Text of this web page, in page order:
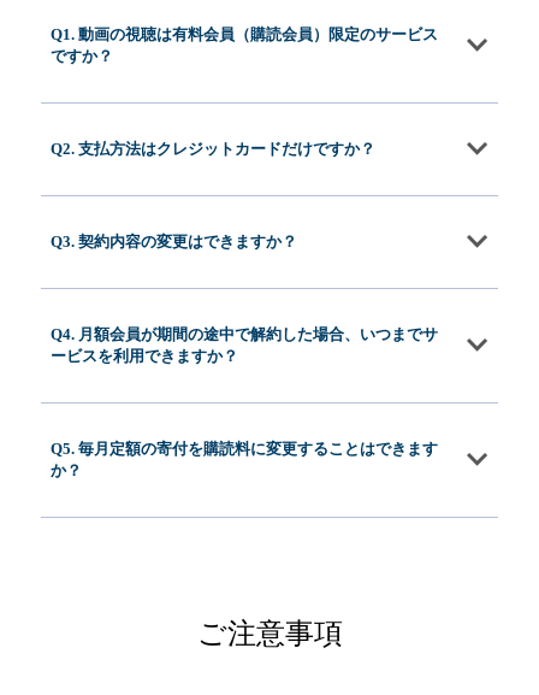
Q1. 動画の視聴は有料会員（購読会員）限定のサービス
ですか？
Q2. 支払方法はクレジットカードだけですか？
Q3. 契約内容の変更はできますか？
Q4. 月額会員が期間の途中で解約した場合、いつまでサ
ービスを利用できますか？
Q5. 毎月定額の寄付を購読料に変更することはできます
か？
ご注意事項